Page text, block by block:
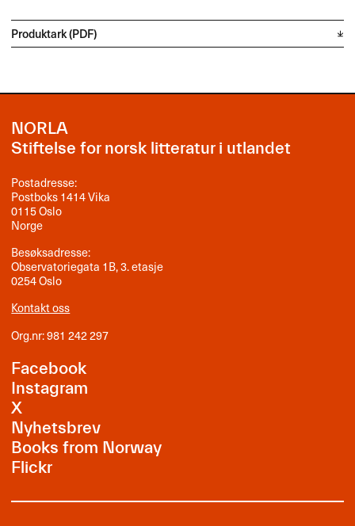
Produktark (PDF)
NORLA
Stiftelse for norsk litteratur i utlandet
Postadresse:
Postboks 1414 Vika
0115 Oslo
Norge
Besøksadresse:
Observatoriegata 1B, 3. etasje
0254 Oslo
Kontakt oss
Org.nr: 981 242 297
Facebook
Instagram
X
Nyhetsbrev
Books from Norway
Flickr